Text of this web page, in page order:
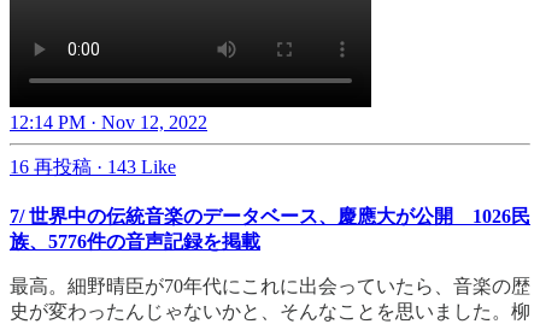
12:14 PM · Nov 12, 2022
16 再投稿 · 143 Like
7/ 世界中の伝統音楽のデータベース、慶應大が公開 1026民
族、5776件の音声記録を掲載
最高。細野晴臣が70年代にこれに出会っていたら、音楽の歴
史が変わったんじゃないかと、そんなことを思いました。柳